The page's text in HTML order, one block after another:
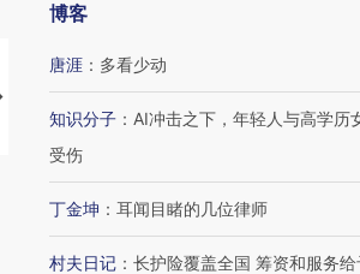
【推广】走进第四届链博
会，让数智科技“链”接产
【特别呈现】寻找100种
博客
唐涯 ： 多看少动
知识分子 ： AI冲击之下，年轻人与高学历
受伤
丁金坤 ： 耳闻目睹的几位律师
村夫日记 ： 长护险覆盖全国 筹资和服务